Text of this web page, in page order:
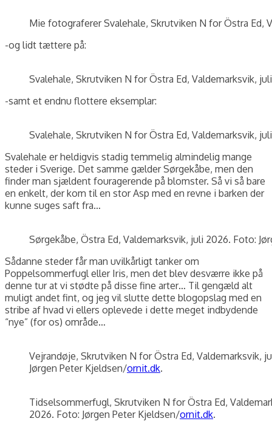
Mie fotograferer Svalehale, Skrutviken N for Östra Ed,
-og lidt tættere på:
Svalehale, Skrutviken N for Östra Ed, Valdemarksvik,
-samt et endnu flottere eksemplar:
Svalehale, Skrutviken N for Östra Ed, Valdemarksvik,
Svalehale er heldigvis stadig temmelig almindelig mange
steder i Sverige. Det samme gælder Sørgekåbe, men den
finder man sjældent fouragerende på blomster. Så vi så bare
en enkelt, der kom til en stor Asp med en revne i barken der
kunne suges saft fra…
Sørgekåbe, Östra Ed, Valdemarksvik, juli 2026. Foto:
Sådanne steder får man uvilkårligt tanker om
Poppelsommerfugl eller Iris, men det blev desværre ikke på
denne tur at vi stødte på disse fine arter… Til gengæld alt
muligt andet fint, og jeg vil slutte dette blogopslag med en
stribe af hvad vi ellers oplevede i dette meget indbydende
“nye” (for os) område…
Vejrandøje, Skrutviken N for Östra Ed, Valdemarksvik,
Jørgen Peter Kjeldsen/ornit.dk.
Tidselsommerfugl, Skrutviken N for Östra Ed,
2026. Foto: Jørgen Peter Kjeldsen/ornit.dk.